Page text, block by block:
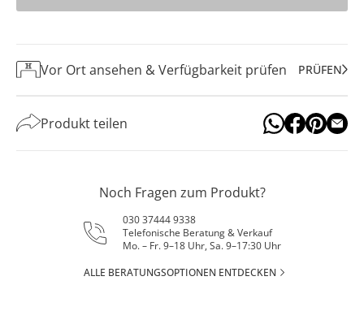
Vor Ort ansehen & Verfügbarkeit prüfen PRÜFEN
Produkt teilen
Noch Fragen zum Produkt?
030 37444 9338
Telefonische Beratung & Verkauf
Mo. – Fr. 9–18 Uhr, Sa. 9–17:30 Uhr
ALLE BERATUNGSOPTIONEN ENTDECKEN